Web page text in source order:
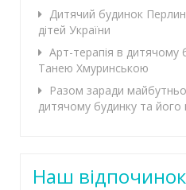
Дитячий будинок
дітей України
Арт-терапія в дитячому
Танею Хмуринською
Разом заради
дитячому будинку та
Наш відпочинок